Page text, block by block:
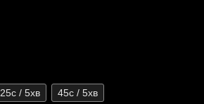
25с / 5хв 45с / 5хв